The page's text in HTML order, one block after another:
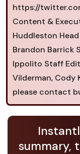
https://
Content &
Huddleston
Brandon Barrick
Ippolito Staff
Vilderman, Cody
please contact
summary,